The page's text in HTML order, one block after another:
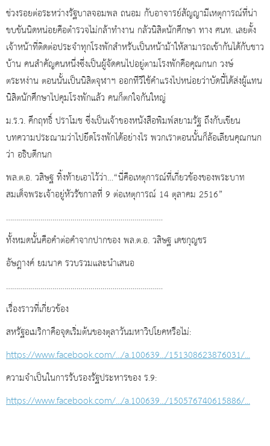
ช่วงรอยต่อระหว่างรัฐบาลจอมพล ถนอม กับอาจารย์สัญญามีเหตุการณ์ที่น่า
ขบขันนิดหน่อยคือตำรวจไม่กล้าทำงาน กลัวนิสิตนักศึกษา ทาง ศนท. เลยตั้ง
เจ้าหน้าที่ติดต่อประจำทุกโรงพักสำหรับเป็นหน้าม้าให้สามารถเข้ากันได้กับชาว
บ้าน คนสำคัญคนหนึ่งซึ่งเป็นผู้จัดคนไปอยู่ตามโรงพักคือคุณกนก วงษ์
ตระหง่าน ตอนนั้นเป็นนิสิตจุฬาฯ ออกทีวีใช้คำแรงไปหน่อยว่าบัดนี้ได้ส่งผู้แทน
นิสิตนักศึกษาไปคุมโรงพักแล้ว คนก็ตกใจกันใหญ่
ม.ร.ว. คึกฤทธิ์ ปราโมช ซึ่งเป็นเจ้าของหนังสือพิมพ์สยามรัฐ ถึงกับเขียน
บทความประณามว่าไปยึดโรงพักได้อย่างไร พวกเราตอนนั้นก็ล้อเลียนคุณกนก
ว่า อธิบดีกนก
พล.ต.อ. วสิษฐ ทิ้งท้ายเอาไว้ว่า…“นี่คือเหตุการณ์ที่เกี่ยวข้องของพระบาท
สมเด็จพระเจ้าอยู่หัวรัชกาลที่ 9 ต่อเหตุการณ์ 14 ตุลาคม 2516”
……………………………………………………………………
ทั้งหมดนั้นคือคำต่อคำจากปากของ พล.ต.อ. วสิษฐ เดชกุญชร
อัษฎางค์ ยมนาค รวบรวมและนำเสนอ
……………………………………………………………………
เรื่องราวที่เกี่ยวข้อง
สหรัฐอเมริกาคือจุดเริ่มต้นของตุลาวันมหาวิปโยคหรือไม่:
https://www.facebook.com/.../a.100639.../151308623876031/...
ความจำเป็นในการรับรองรัฐประหารของ ร.9:
https://www.facebook.com/.../a.100639.../150576740615886/...